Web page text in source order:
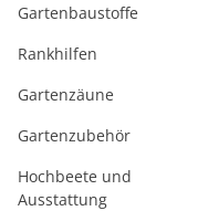
Gartenbaustoffe
Rankhilfen
Gartenzäune
Gartenzubehör
Hochbeete und
Ausstattung